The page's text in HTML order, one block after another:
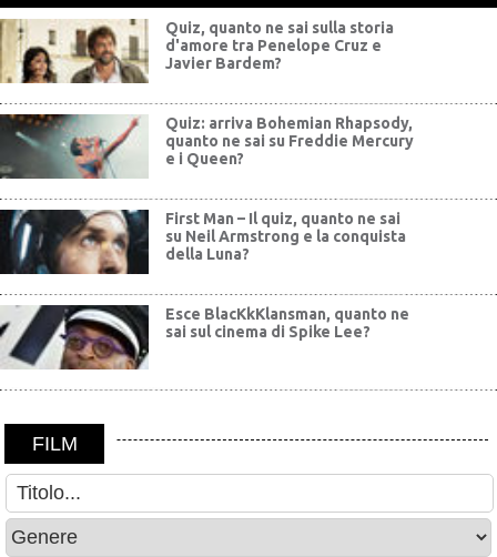
Quiz, quanto ne sai sulla storia
d'amore tra Penelope Cruz e
Javier Bardem?
Quiz: arriva Bohemian Rhapsody,
quanto ne sai su Freddie Mercury
e i Queen?
First Man – Il quiz, quanto ne sai
su Neil Armstrong e la conquista
della Luna?
Esce BlacKkKlansman, quanto ne
sai sul cinema di Spike Lee?